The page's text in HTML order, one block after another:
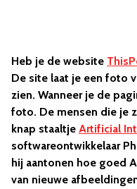
Heb je de website
De site laat je een foto
zien. Wanneer je de
foto. De mensen die je
knap staaltje Artificial
softwareontwikkelaar
hij aantonen hoe goed
van nieuwe